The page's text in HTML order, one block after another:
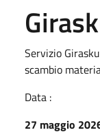
Servizio
scambio
Data :
27 maggio